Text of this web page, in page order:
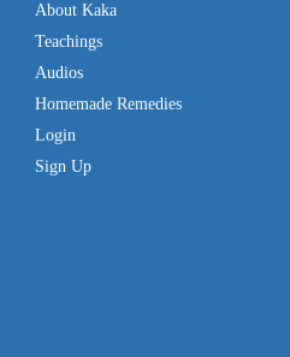
About Kaka
Teachings
Audios
Homemade Remedies
Login
Sign Up